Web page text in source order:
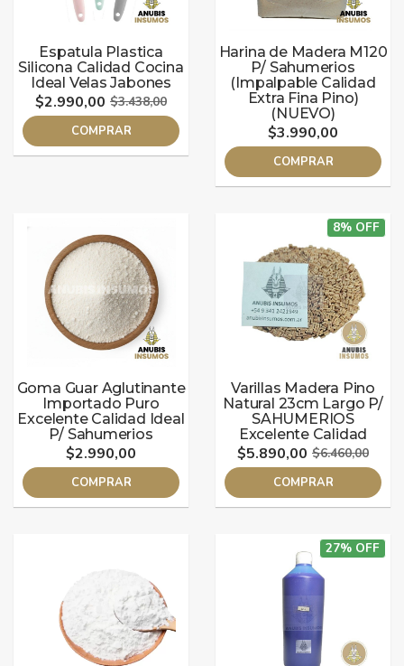
Espatula Plastica
Silicona Calidad Cocina
Ideal Velas Jabones
$2.990,00 $3.438,00
COMPRAR
Harina de Madera M120
P/ Sahumerios
(Impalpable Calidad
Extra Fina Pino)
(NUEVO)
$3.990,00
COMPRAR
Goma Guar Aglutinante
Importado Puro
Excelente Calidad Ideal
P/ Sahumerios
$2.990,00
COMPRAR
8% OFF
Varillas Madera Pino
Natural 23cm Largo P/
SAHUMERIOS
Excelente Calidad
$5.890,00 $6.460,00
COMPRAR
27% OFF